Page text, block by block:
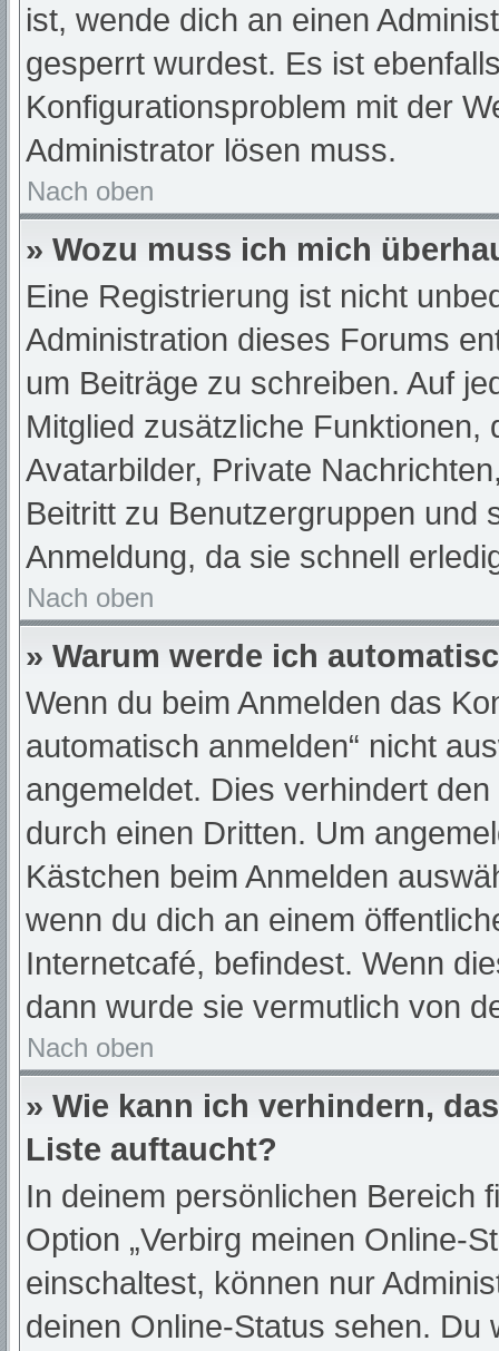
ist, wende dich an einen
gesperrt wurdest. Es ist
Konfigurationsproblem mit der
Administrator lösen muss.
Nach oben
» Wozu muss ich mich
Eine Registrierung ist nicht
Administration dieses Forums
um Beiträge zu schreiben. Auf
Mitglied zusätzliche
Avatarbilder, Private
Beitritt zu Benutzergruppen und
Anmeldung, da sie schnell
Nach oben
» Warum werde ich
Wenn du beim Anmelden das
automatisch anmelden“ nicht
angemeldet. Dies verhindert
durch einen Dritten. Um
Kästchen beim Anmelden
wenn du dich an einem
Internetcafé, befindest. Wenn
dann wurde sie vermutlich von
Nach oben
» Wie kann ich verhindern,
Liste auftaucht?
In deinem persönlichen Bereich
Option „Verbirg meinen Online-
einschaltest, können nur
deinen Online-Status sehen.